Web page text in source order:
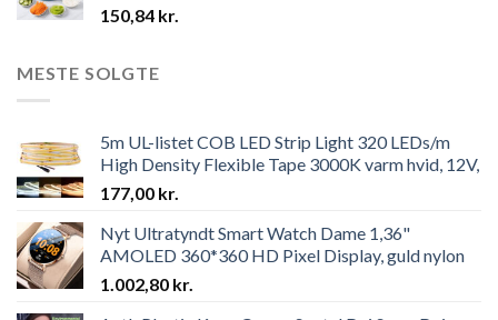
150,84 kr.
MESTE SOLGTE
5m UL-listet COB LED Strip Light 320 LEDs/m
High Density Flexible Tape 3000K varm hvid, 12V,
177,00 kr.
Nyt Ultratyndt Smart Watch Dame 1,36"
AMOLED 360*360 HD Pixel Display, guld nylon
1.002,80 kr.